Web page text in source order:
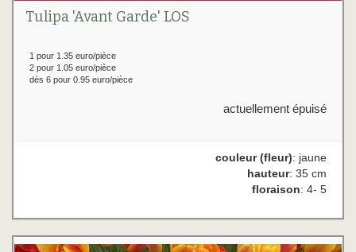
Tulipa 'Avant Garde' LOS
1 pour 1.35 euro/pièce
2 pour 1.05 euro/pièce
dès 6 pour 0.95 euro/pièce
actuellement épuisé
couleur (fleur): jaune
hauteur: 35 cm
floraison: 4- 5